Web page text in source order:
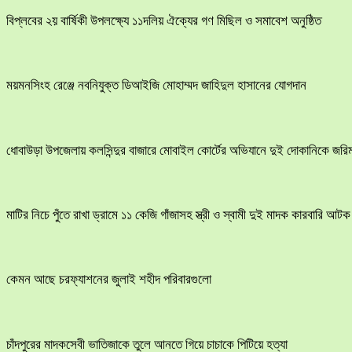
বিপ্লবের ২য় বার্ষিকী উপলক্ষ্যে ১১দলিয় ঐক্যের গণ মিছিল ও সমাবেশ অনুষ্ঠিত
ময়মনসিংহ রেঞ্জে নবনিযুক্ত ডিআইজি মোহাম্মদ জাহিদুল হাসানের যোগদান
ধোবাউড়া উপজেলায় কলসিন্দুর বাজারে মোবাইল কোর্টের অভিযানে দুই দোকানিকে
মাটির নিচে পুঁতে রাখা ড্রামে ১১ কেজি গাঁজাসহ স্ত্রী ও স্বামী দুই মাদক কারবারি আটক
কেমন আছে চরফ্যাশনের জুলাই শহীদ পরিবারগুলো
চাঁদপুরের মাদকসেবী ভাতিজাকে তুলে আনতে গিয়ে চাচাকে পিটিয়ে হত্যা